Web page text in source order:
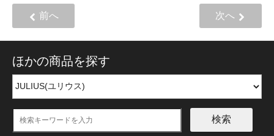
前へ 次へ
ほかの商品を探す
検索